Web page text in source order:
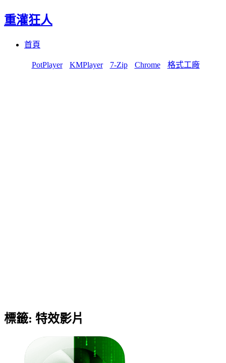
重灌狂人
首頁
PotPlayer KMPlayer 7-Zip Chrome 格式工廠
標籤: 特效影片